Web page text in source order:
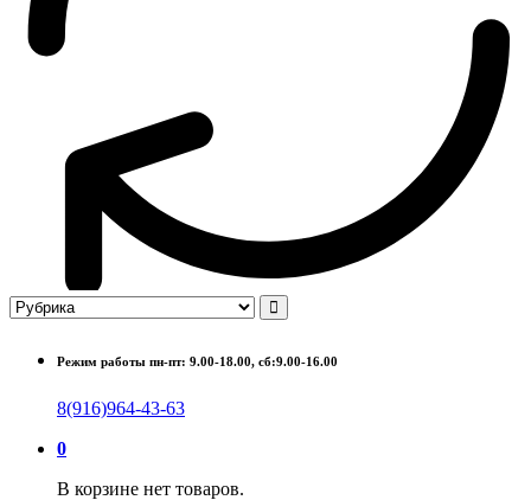
Режим работы пн-пт: 9.00-18.00, сб:9.00-16.00
8(916)964-43-63
0
В корзине нет товаров.